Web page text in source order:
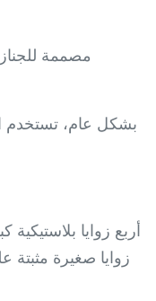
مصممة
بشكل عام، تستخدم
أربع زوايا
زوايا صغيرة مثبتة